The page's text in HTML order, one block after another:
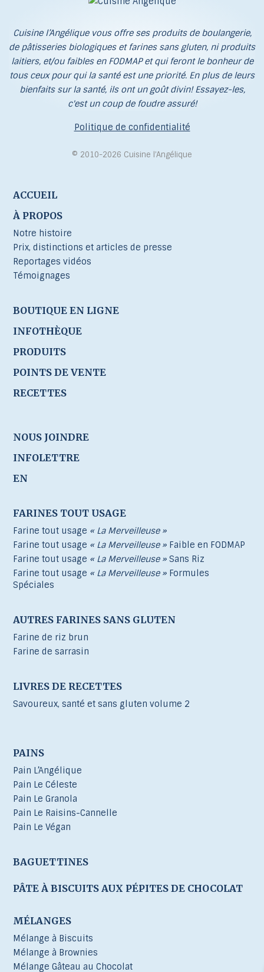
Cuisine l’Angélique vous offre ses produits de boulangerie,
de pâtisseries biologiques et farines sans gluten, ni produits
laitiers, et/ou faibles en FODMAP et qui feront le bonheur de
tous ceux pour qui la santé est une priorité. En plus de leurs
bienfaits sur la santé, ils ont un goût divin! Essayez-les,
c'est un coup de foudre assuré!
Politique de confidentialité
© 2010-2026 Cuisine l’Angélique
ACCUEIL
À PROPOS
Notre histoire
Prix, distinctions et articles de presse
Reportages vidéos
Témoignages
BOUTIQUE EN LIGNE
INFOTHÈQUE
PRODUITS
POINTS DE VENTE
RECETTES
NOUS JOINDRE
INFOLETTRE
EN
FARINES TOUT USAGE
Farine tout usage « La Merveilleuse »
Farine tout usage « La Merveilleuse » Faible en FODMAP
Farine tout usage « La Merveilleuse » Sans Riz
Farine tout usage « La Merveilleuse » Formules
Spéciales
AUTRES FARINES SANS GLUTEN
Farine de riz brun
Farine de sarrasin
LIVRES DE RECETTES
Savoureux, santé et sans gluten volume 2
PAINS
Pain L’Angélique
Pain Le Céleste
Pain Le Granola
Pain Le Raisins-Cannelle
Pain Le Végan
BAGUETTINES
PÂTE À BISCUITS AUX PÉPITES DE CHOCOLAT
MÉLANGES
Mélange à Biscuits
Mélange à Brownies
Mélange Gâteau au Chocolat